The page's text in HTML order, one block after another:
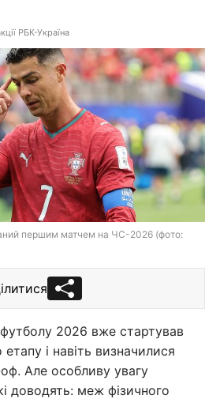
РБК-Україна
першим матчем на ЧС-2026 (фото:
футболу 2026 вже стартував
і навіть визначилися
Але особливу увагу
доводять: меж фізичного